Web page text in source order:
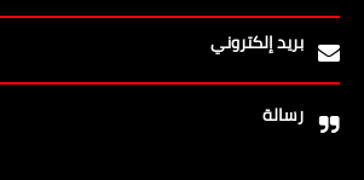
بريد إلكتروني
رسالة